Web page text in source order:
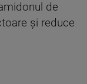
de
și reduce